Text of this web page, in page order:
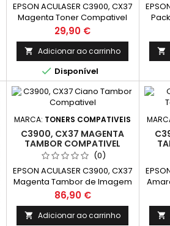
EPSON ACULASER C3900, CX37
Magenta Toner Compativel
C13S050591 Capacidade.
6.000k
Preço
29,90 €
 Adicionar ao carrinho
 Disponível

MARCA: TONERS COMPATIVEIS
C3900, CX37 MAGENTA
TAMBOR COMPATIVEL
(0)
EPSON ACULASER C3900, CX37
Magenta Tambor de Imagem
Compativel C13S051202
(DRUM) Capacidade: 30.000k
Preço
86,90 €
 Adicionar ao carrinho 